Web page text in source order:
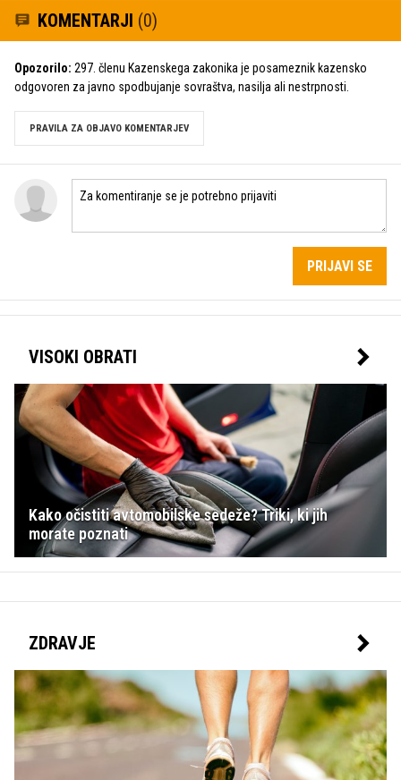
KOMENTARJI (0)
Opozorilo: 297. členu Kazenskega zakonika je posameznik kazensko
odgovoren za javno spodbujanje sovraštva, nasilja ali nestrpnosti.
PRAVILA ZA OBJAVO KOMENTARJEV
PRIJAVI SE
VISOKI OBRATI
Kako očistiti avtomobilske sedeže? Triki, ki jih
morate poznati
ZDRAVJE